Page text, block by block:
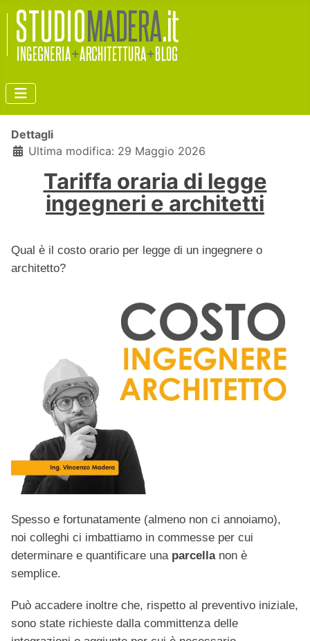
Dettagli
Ultima modifica: 29 Maggio 2026
Tariffa oraria di legge
ingegneri e architetti
Qual è il costo orario per legge di un ingegnere o
architetto?
Spesso e fortunatamente (almeno non ci annoiamo),
noi colleghi ci imbattiamo in commesse per cui
determinare e quantificare una parcellanon è
semplice.
Può accadere inoltre che, rispetto al preventivo iniziale,
sono state richieste dalla committenza delle